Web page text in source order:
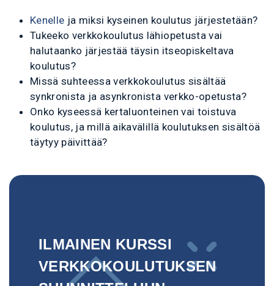
Kenelle ja miksi kyseinen koulutus järjestetään?
Tukeeko verkkokoulutus lähiopetusta vai
halutaanko järjestää täysin itseopiskeltava
koulutus?
Missä suhteessa verkkokoulutus sisältää
synkronista ja asynkronista verkko-opetusta?
Onko kyseessä kertaluonteinen vai toistuva
koulutus, ja millä aikavälillä koulutuksen sisältöä
täytyy päivittää?
ILMAINEN KURSSI
VERKKOKOULUTUKSEN